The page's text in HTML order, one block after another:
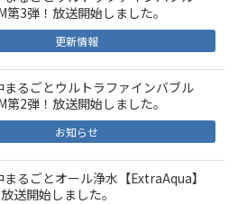
第3弾！放送開始しました。
更新情報
まるごとウルトラファインバブル
第2弾！放送開始しました。
お知らせ
るごとオール浄水【ExtraAqua】
送開始しました。